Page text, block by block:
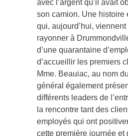
avec l’argent qu’il avait
son camion. Une histoire
qui, aujourd’hui,
rayonner à
d’une quarantaine
d’accueillir les premiers
Mme. Beauiac, au nom
général également
différents leaders de
la rencontre tant des
employés qui ont